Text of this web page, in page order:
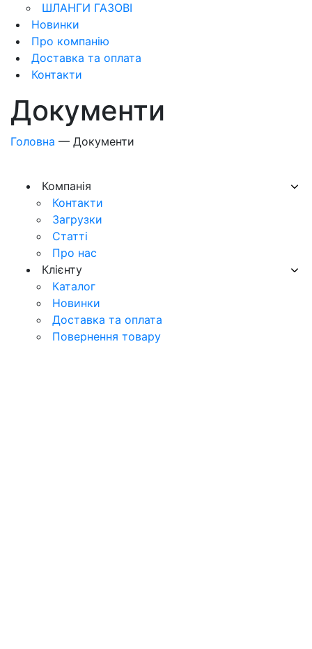
ШЛАНГИ ГАЗОВІ
Новинки
Про компанію
Доставка та оплата
Контакти
Документи
Головна — Документи
Компанія
Контакти
Загрузки
Статті
Про нас
Клієнту
Каталог
Новинки
Доставка та оплата
Повернення товару